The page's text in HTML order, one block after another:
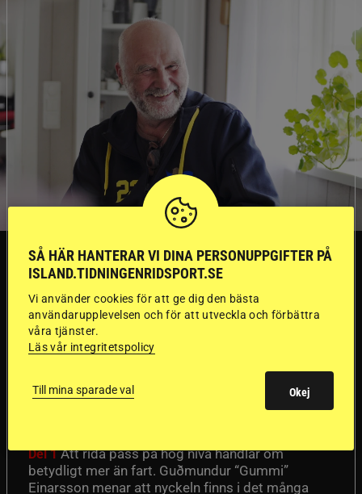
TRÄNINGSTIPS
”Gummi” berättar:
Första stegen mot
en internationell
Del 1Att rida pass på hög nivå handlar om
betydligt mer än fart. Guðmundur “Gummi”
Einarsson menar att nyckeln finns i det många
SÅ HÄR HANTERAR VI DINA PERSONUPPGIFTER PÅ
ISLAND.TIDNINGENRIDSPORT.SE
Vi använder cookies för att ge dig den bästa
användarupplevelsen och för att utveckla och förbättra
våra tjänster.
Läs vår integritetspolicy
Till mina sparade val Okej